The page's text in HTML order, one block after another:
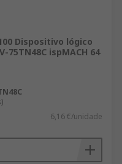
Dispositivo lógico
75TN48C ispMACH 64
6,16 €/unidade